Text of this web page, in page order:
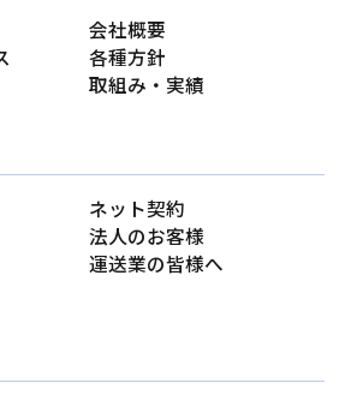
会社概要
各種方針
取組み・実績
ネット契約
法人のお客様
運送業の皆様へ